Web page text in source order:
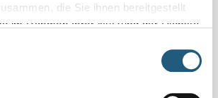
die Sie ihnen bereitgestellt
im Rahmen Ihrer Nutzung der Dienste